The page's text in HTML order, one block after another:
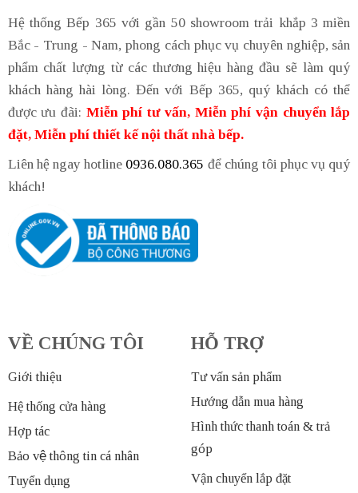
Hệ thống Bếp 365 với gần 50 showroom trải khắp 3 miền
Bắc - Trung - Nam, phong cách phục vụ chuyên nghiệp, sản
phẩm chất lượng từ các thương hiệu hàng đầu sẽ làm quý
khách hàng hài lòng. Đến với Bếp 365, quý khách có thể
được ưu đãi: Miễn phí tư vấn, Miễn phí vận chuyển lắp
đặt, Miễn phí thiết kế nội thất nhà bếp.
Liên hệ ngay hotline 0936.080.365 để chúng tôi phục vụ quý
khách!
VỀ CHÚNG TÔI
Giới thiệu
Hệ thống cửa hàng
Hợp tác
Bảo vệ thông tin cá nhân
Tuyển dụng
HỖ TRỢ
Tư vấn sản phẩm
Hướng dẫn mua hàng
Hình thức thanh toán & trả
góp
Vận chuyển lắp đặt